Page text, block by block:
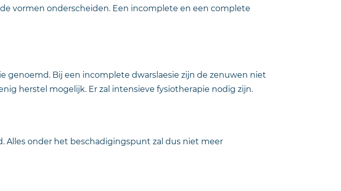
vormen onderscheiden. Een incomplete en een complete
genoemd. Bij een incomplete dwarslaesie zijn de zenuwen niet
herstel mogelijk. Er zal intensieve fysiotherapie nodig zijn.
Alles onder het beschadigingspunt zal dus niet meer